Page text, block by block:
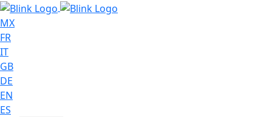
MX
FR
IT
GB
DE
EN
ES